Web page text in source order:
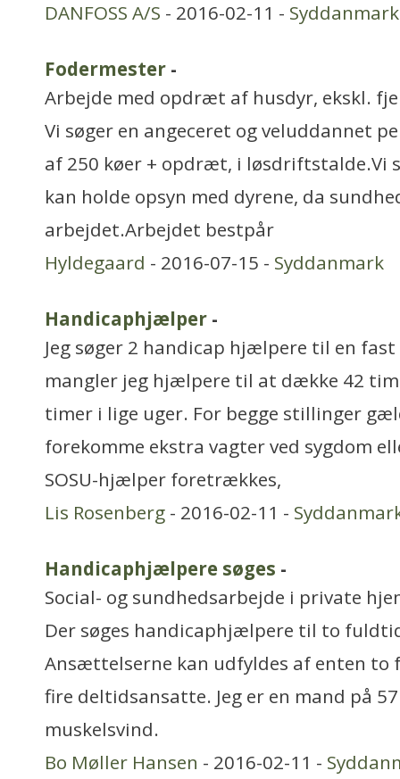
DANFOSS A/S - 2016-02-11 - Syddanmark
Fodermester -
Arbejde med opdræt af husdyr, ekskl.
Vi søger en angeceret og veluddannet
af 250 køer + opdræt, i løsdriftstalde.Vi
kan holde opsyn med dyrene, da
arbejdet.Arbejdet bestpår
Hyldegaard - 2016-07-15 - Syddanmark
Handicaphjælper -
Jeg søger 2 handicap hjælpere til en
mangler jeg hjælpere til at dække 42
timer i lige uger. For begge stillinger
forekomme ekstra vagter ved sygdom
SOSU-hjælper foretrækkes,
Lis Rosenberg - 2016-02-11 -
Handicaphjælpere søges -
Social- og sundhedsarbejde i private
Der søges handicaphjælpere til to
Ansættelserne kan udfyldes af enten
fire deltidsansatte. Jeg er en mand på
muskelsvind.
Bo Møller Hansen - 2016-02-11 -